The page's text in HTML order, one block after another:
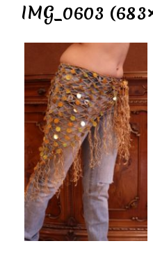
IMG_0603